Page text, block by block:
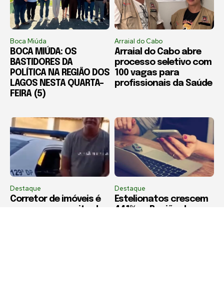
Boca Miúda
BOCA MIÚDA: OS
BASTIDORES DA
POLÍTICA NA REGIÃO DOS
LAGOS NESTA QUARTA-
FEIRA (5)
Arraial do Cabo
Arraial do Cabo abre
processo seletivo com
100 vagas para
profissionais da Saúde
Destaque
Corretor de imóveis é
preso por suspeita de
Destaque
Estelionatos crescem
441% na Região dos